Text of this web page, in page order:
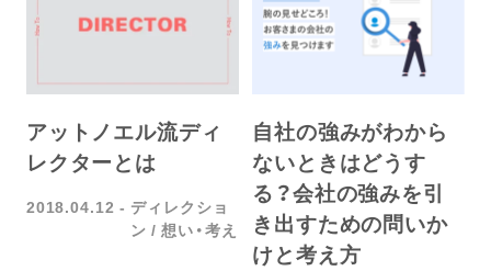
アットノエル流ディ
レクターとは
2018.04.12
ディレクショ
ン
想い・考え
自社の強みがわから
ないときはどうす
る？会社の強みを引
き出すための問いか
けと考え方